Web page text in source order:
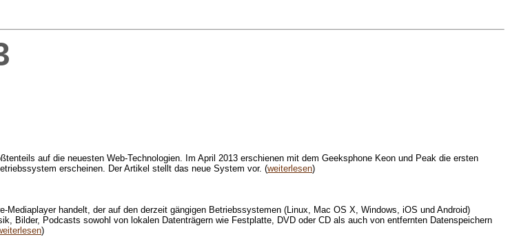
auf die neuesten Web-Technologien. Im April 2013 erschienen mit dem Geeksphone Keon und Peak die ersten
erscheinen. Der Artikel stellt das neue System vor. (weiterlesen)
handelt, der auf den derzeit gängigen Betriebssystemen (Linux, Mac OS X, Windows, iOS und Android)
Bilder, Podcasts sowohl von lokalen Datenträgern wie Festplatte, DVD oder CD als auch von entfernten Datenspeichern
)